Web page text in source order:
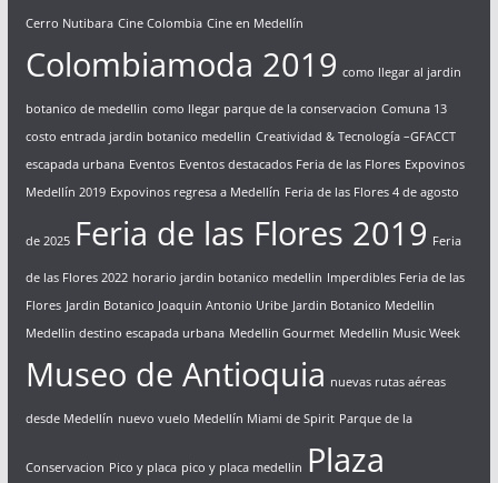
Cerro Nutibara Cine Colombia Cine en Medellín
Colombiamoda 2019 como llegar al jardin
botanico de medellin como llegar parque de la conservacion Comuna 13
costo entrada jardin botanico medellin Creatividad & Tecnología –GFACCT
escapada urbana Eventos Eventos destacados Feria de las Flores Expovinos
Medellín 2019 Expovinos regresa a Medellín Feria de las Flores 4 de agosto
de 2025 Feria de las Flores 2019 Feria
de las Flores 2022 horario jardin botanico medellin Imperdibles Feria de las
Flores Jardin Botanico Joaquin Antonio Uribe Jardin Botanico Medellin
Medellin destino escapada urbana Medellin Gourmet Medellin Music Week
Museo de Antioquia nuevas rutas aéreas
desde Medellín nuevo vuelo Medellín Miami de Spirit Parque de la
Conservacion Pico y placa pico y placa medellin Plaza